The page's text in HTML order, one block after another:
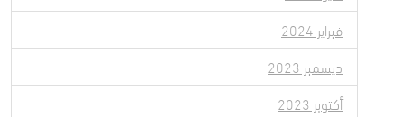
فبراير 2024
ديسمبر 2023
أكتوبر 2023